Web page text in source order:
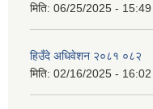
मिति: 06/25/2025 - 15:49
हिउँदे अधिवेशन २०८१ ०८२
मिति: 02/16/2025 - 16:02